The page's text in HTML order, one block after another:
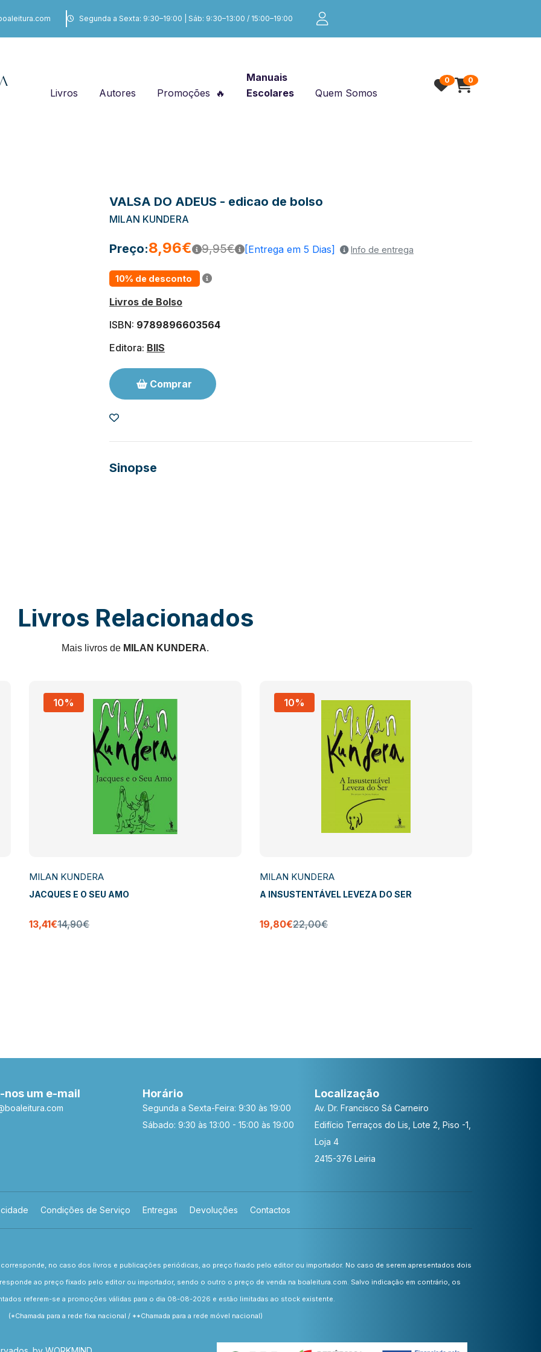
Segunda a Sexta: 9:30–19:00 | Sáb: 9:30–13:00 / 15:00–19:00
Livros Autores Promoções
Manuais
Escolares
Quem Somos
0 0
VALSA DO ADEUS - edicao de bolso
MILAN KUNDERA
Preço:8,96€ 9,95€ [Entrega em 5 Dias] Info de entrega
10% de desconto
Livros de Bolso
ISBN: 9789896603564
Editora: BIIS
Comprar
Sinopse
Livros Relacionados
Mais livros de MILAN KUNDERA.
10%
MILAN KUNDERA
JACQUES E O SEU AMO
13,41€14,90€
10%
MILAN KUNDERA
A INSUSTENTÁVEL LEVEZA DO SER
19,80€22,00€
nos um e-mail Horário
Segunda a Sexta-Feira: 9:30 às 19:00
Sábado: 9:30 às 13:00 - 15:00 às 19:00
Localização
Av. Dr. Francisco Sá Carneiro
Edifício Terraços do Lis, Lote 2, Piso -1,
Loja 4
2415-376 Leiria
Condições de Serviço Entregas Devoluções Contactos
no caso dos livros e publicações periódicas, ao preço fixado pelo editor ou importador. No caso de serem apresentados dois
ao preço fixado pelo editor ou importador, sendo o outro o preço de venda na boaleitura.com. Salvo indicação em contrário, os
referem-se a promoções válidas para o dia 08-08-2026 e estão limitadas ao stock existente.
(*Chamada para a rede fixa nacional / **Chamada para a rede móvel nacional)